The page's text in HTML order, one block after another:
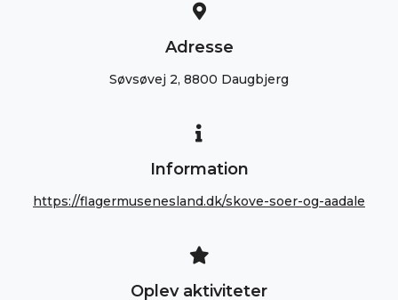
Adresse
Søvsøvej 2, 8800 Daugbjerg
Information
https://flagermusenesland.dk/skove-soer-og-aadale
Oplev aktiviteter